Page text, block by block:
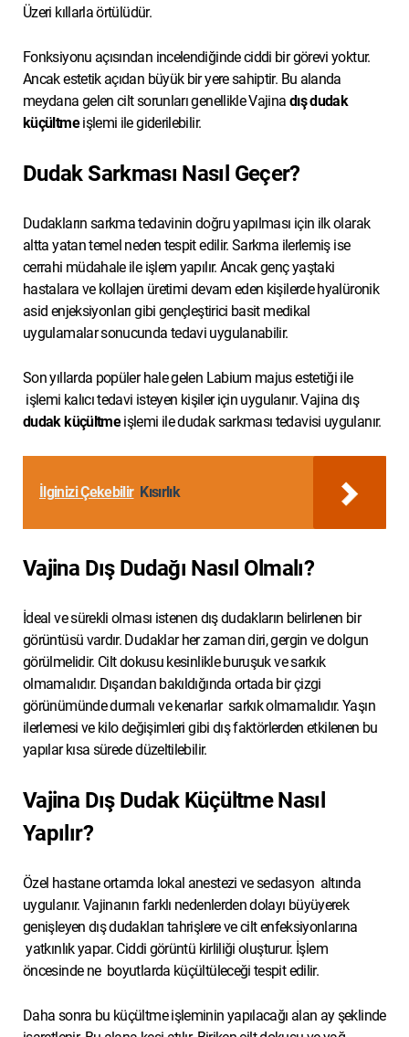
Üzeri kıllarla örtülüdür.
Fonksiyonu açısından incelendiğinde ciddi bir görevi yoktur.
Ancak estetik açıdan büyük bir yere sahiptir. Bu alanda
meydana gelen cilt sorunları genellikle Vajina dış dudak
küçültmeişlemi ile giderilebilir.
Dudak Sarkması Nasıl Geçer?
Dudakların sarkma tedavinin doğru yapılması için ilk olarak
altta yatan temel neden tespit edilir. Sarkma ilerlemiş ise
cerrahi müdahale ile işlem yapılır. Ancak genç yaştaki
hastalara ve kollajen üretimi devam eden kişilerde hyalüronik
asid enjeksiyonları gibi gençleştirici basit medikal
uygulamalar sonucunda tedavi uygulanabilir.
Son yıllarda popüler hale gelen Labium majus estetiği ile
işlemi kalıcı tedavi isteyen kişiler için uygulanır. Vajina dış
dudak küçültmeişlemi ile dudak sarkması tedavisi uygulanır.
İlginizi Çekebilir Kısırlık
Vajina Dış Dudağı Nasıl Olmalı?
İdeal ve sürekli olması istenen dış dudakların belirlenen bir
görüntüsü vardır. Dudaklar her zaman diri, gergin ve dolgun
görülmelidir. Cilt dokusu kesinlikle buruşuk ve sarkık
olmamalıdır. Dışarıdan bakıldığında ortada bir çizgi
görünümünde durmalı ve kenarlar sarkık olmamalıdır. Yaşın
ilerlemesi ve kilo değişimleri gibi dış faktörlerden etkilenen bu
yapılar kısa sürede düzeltilebilir.
Vajina Dış Dudak Küçültme Nasıl
Yapılır?
Özel hastane ortamda lokal anestezi ve sedasyon altında
uygulanır. Vajinanın farklı nedenlerden dolayı büyüyerek
genişleyen dış dudakları tahrişlere ve cilt enfeksiyonlarına
yatkınlık yapar. Ciddi görüntü kirliliği oluşturur. İşlem
öncesinde ne boyutlarda küçültüleceği tespit edilir.
Daha sonra bu küçültme işleminin yapılacağı alan ay şeklinde